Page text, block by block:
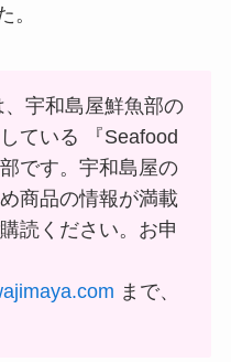
。
、宇和島屋鮮魚部の
ている 『Seafood
です。宇和島屋の
商品の情報が満載
読ください。お申
まで、